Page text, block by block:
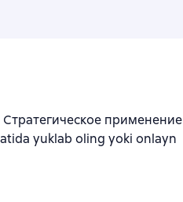
применение
yuklab oling yoki onlayn